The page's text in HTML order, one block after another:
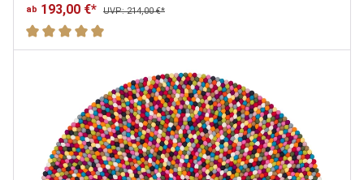
ab 193,00 €* UVP: 214,00 €*
Durchschnittliche Bewertung von 5 von 5 Sternen